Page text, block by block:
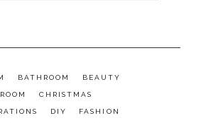
BATHROOM BEAUTY
CHRISTMAS
DIY FASHION